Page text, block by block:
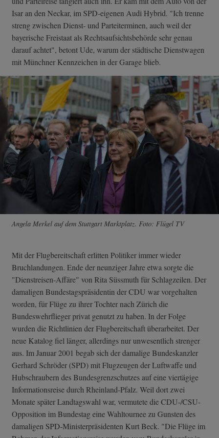
Isar an den Neckar, im SPD-eigenen Audi Hybrid. "Ich trenne
streng zwischen Dienst- und Parteiterminen, auch weil der
bayerische Freistaat als Rechtsaufsichtsbehörde sehr genau
darauf achtet", betont Ude, warum der städtische Dienstwagen
mit Münchner Kennzeichen in der Garage blieb.
Angela Merkel auf dem Stuttgart Marktplatz. Foto: Flügel TV
Mit der Flugbereitschaft erlitten Politiker immer wieder
Bruchlandungen. Ende der neunziger Jahre etwa sorgte die
"Dienstreisen-Affäre" von Rita Süssmuth für Schlagzeilen. Der
damaligen Bundestagspräsidentin der CDU war vorgehalten
worden, für Flüge zu ihrer Tochter nach Zürich die
Bundeswehrflieger privat genutzt zu haben. In der Folge
wurden die Richtlinien der Flugbereitschaft überarbeitet. Der
neue Katalog fiel länger, allerdings nur unwesentlich strenger
aus. Im Januar 2001 begab sich der damalige Bundeskanzler
Gerhard Schröder (SPD) mit Flugzeugen der Luftwaffe und
Hubschraubern des Bundesgrenzschutzes auf eine viertägige
Informationsreise durch Rheinland-Pfalz. Weil dort zwei
Monate später Landtagswahl war, vermutete die CDU-/CSU-
Opposition im Bundestag eine Wahltournee zu Gunsten des
damaligen SPD-Ministerpräsidenten Kurt Beck. "Die Flüge im